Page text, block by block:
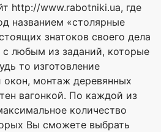
http://www.rabotniki.ua, где
названием «столярные
знатоков своего дела
с любым из заданий, которые
то изготовление
окон, монтаж деревянных
вагонкой. По каждой из
количество
Вы сможете выбрать